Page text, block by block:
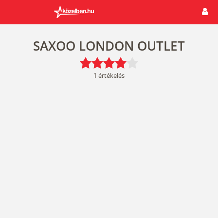
SAXOO LONDON OUTLET
1 értékelés